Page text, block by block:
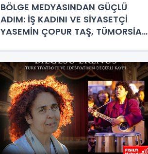
BÖLGE MEDYASINDAN GÜÇLÜ
ADIM: İŞ KADINI VE SİYASETÇİ
YASEMİN ÇOPUR TAŞ, TÜMORSİAD